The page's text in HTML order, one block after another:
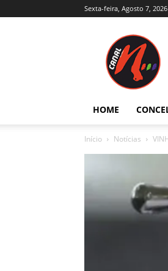
Sexta-feira, Agosto 7, 2026
HOME
Início Notícias